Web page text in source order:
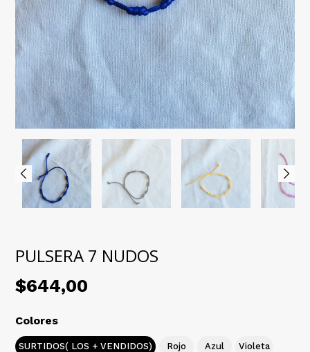
PULSERA 7 NUDOS
$644,00
Colores
SURTIDOS( LOS + VENDIDOS) Rojo Azul Violeta